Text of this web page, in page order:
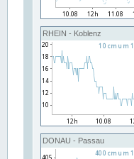
RHEIN - Koblenz
DONAU - Passau